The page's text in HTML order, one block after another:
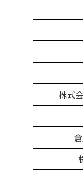
株式